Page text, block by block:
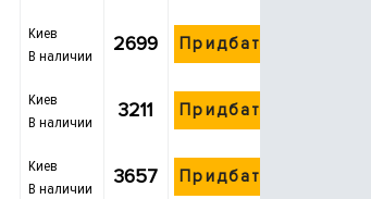
Киев
В наличии
2699 Придбати
Киев
В наличии
3211 Придбати
Киев
В наличии
3657 Придбати